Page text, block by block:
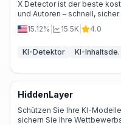
X Detector ist der beste
und Autoren – schnell,
15.12%
15.5K 4.0
KI-Detektor KI-
HiddenLayer
Schützen Sie Ihre KI-
sichern Sie Ihre